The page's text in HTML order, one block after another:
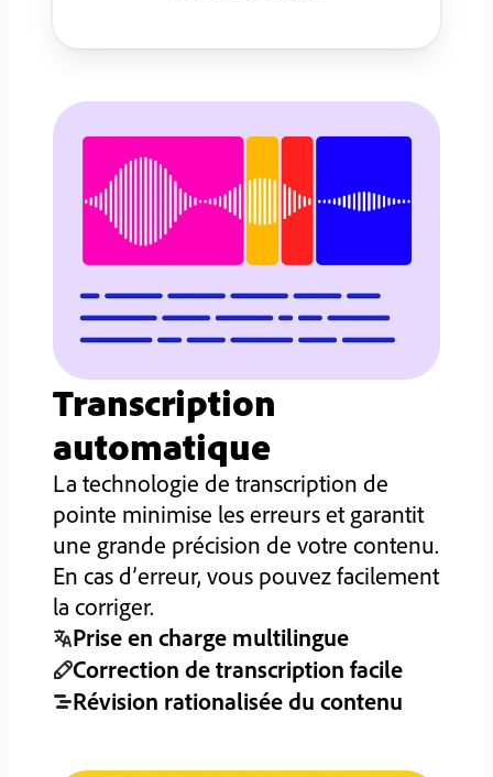
Transcription
automatique
La technologie de transcription de
pointe minimise les erreurs et garantit
une grande précision de votre contenu.
En cas d’erreur, vous pouvez facilement
la corriger.
Prise en charge multilingue
Correction de transcription facile
Révision rationalisée du contenu